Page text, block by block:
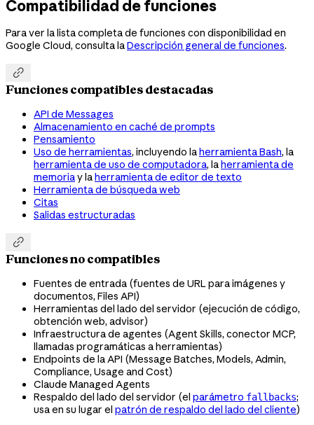
Compatibilidad de funciones
Para ver la lista completa de funciones con disponibilidad en
Google Cloud, consulta laDescripción general de funciones.

Funciones compatibles destacadas
API de Messages
Almacenamiento en caché de prompts
Pensamiento
Uso de herramientas, incluyendo laherramienta Bash, la
herramienta de uso de computadora, laherramienta de
memoriay laherramienta de editor de texto
Herramienta de búsqueda web
Citas
Salidas estructuradas

Funciones no compatibles
Fuentes de entrada (fuentes de URL para imágenes y
documentos, Files API)
Herramientas del lado del servidor (ejecución de código,
obtención web, advisor)
Infraestructura de agentes (Agent Skills, conector MCP,
llamadas programáticas a herramientas)
Endpoints de la API (Message Batches, Models, Admin,
Compliance, Usage and Cost)
Claude Managed Agents
Respaldo del lado del servidor (el parámetro fallbacks;
usa en su lugar el patrón de respaldo del lado del cliente)